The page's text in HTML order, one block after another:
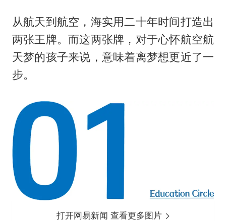
从航天到航空，海实用二十年时间打造出
两张王牌。而这两张牌，对于心怀航空航
天梦的孩子来说，意味着离梦想更近了一
步。
打开网易新闻 查看更多图片